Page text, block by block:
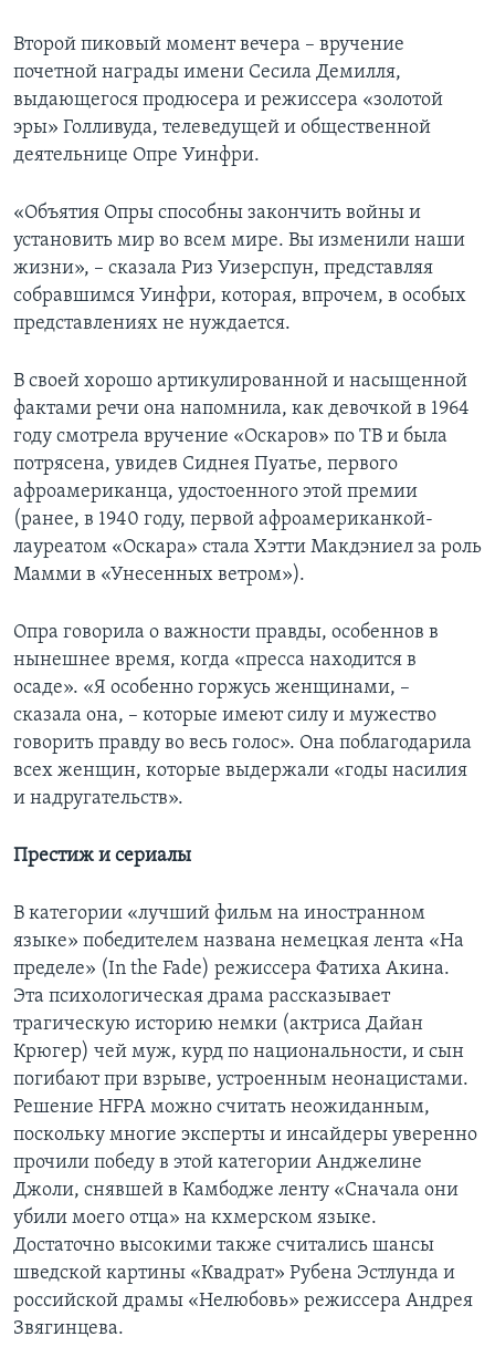
Второй пиковый момент вечера – вручение
почетной награды имени Сесила Демилля,
выдающегося продюсера и режиссера «золотой
эры» Голливуда, телеведущей и общественной
деятельнице Опре Уинфри.
«Объятия Опры способны закончить войны и
установить мир во всем мире. Вы изменили наши
жизни», – сказала Риз Уизерспун, представляя
собравшимся Уинфри, которая, впрочем, в особых
представлениях не нуждается.
В своей хорошо артикулированной и насыщенной
фактами речи она напомнила, как девочкой в 1964
году смотрела вручение «Оскаров» по ТВ и была
потрясена, увидев Сиднея Пуатье, первого
афроамериканца, удостоенного этой премии
(ранее, в 1940 году, первой афроамериканкой-
лауреатом «Оскара» стала Хэтти Макдэниел за роль
Мамми в «Унесенных ветром»).
Опра говорила о важности правды, особеннов в
нынешнее время, когда «пресса находится в
осаде». «Я особенно горжусь женщинами, –
сказала она, – которые имеют силу и мужество
говорить правду во весь голос». Она поблагодарила
всех женщин, которые выдержали «годы насилия
и надругательств».
Престиж и сериалы
В категории «лучший фильм на иностранном
языке» победителем названа немецкая лента «На
пределе» (In the Fade) режиссера Фатиха Акина.
Эта психологическая драма рассказывает
трагическую историю немки (актриса Дайан
Крюгер) чей муж, курд по национальности, и сын
погибают при взрыве, устроенным неонацистами.
Решение HFPA можно считать неожиданным,
поскольку многие эксперты и инсайдеры уверенно
прочили победу в этой категории Анджелине
Джоли, снявшей в Камбодже ленту «Сначала они
убили моего отца» на кхмерском языке.
Достаточно высокими также считались шансы
шведской картины «Квадрат» Рубена Эстлунда и
российской драмы «Нелюбовь» режиссера Андрея
Звягинцева.